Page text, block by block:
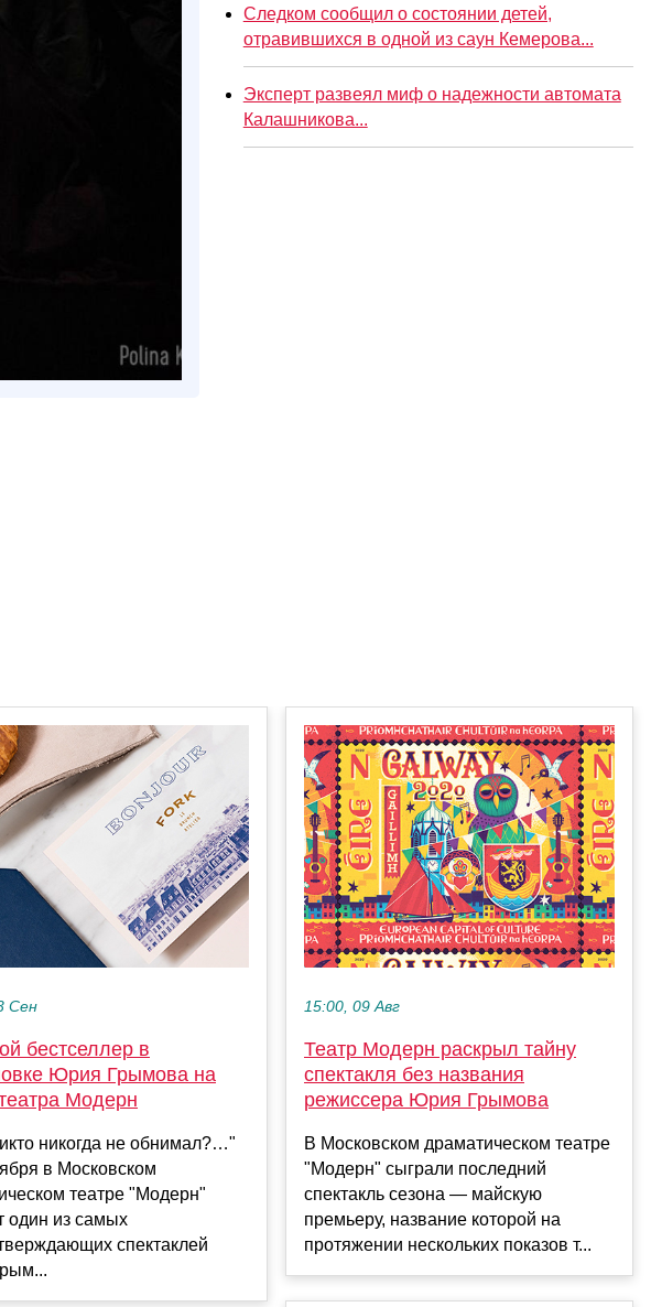
Следком сообщил о состоянии детей,
отравившихся в одной из саун Кемерова...
Эксперт развеял миф о надежности автомата
Калашникова...
Сен
бестселлер в
Юрия Грымова на
Модерн
никогда не обнимал?…"
в Московском
театре "Модерн"
один из самых
спектаклей
15:00, 09 Авг
Театр Модерн раскрыл тайну
спектакля без названия
режиссера Юрия Грымова
В Московском драматическом театре
"Модерн" сыграли последний
спектакль сезона — майскую
премьеру, название которой на
протяжении нескольких показов т...